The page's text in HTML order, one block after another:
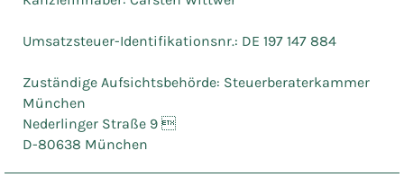
Umsatzsteuer-Identifikationsnr.: DE 197 147 884
Zuständige Aufsichtsbehörde: Steuerberaterkammer
München
Nederlinger Straße 9 
D-80638 München